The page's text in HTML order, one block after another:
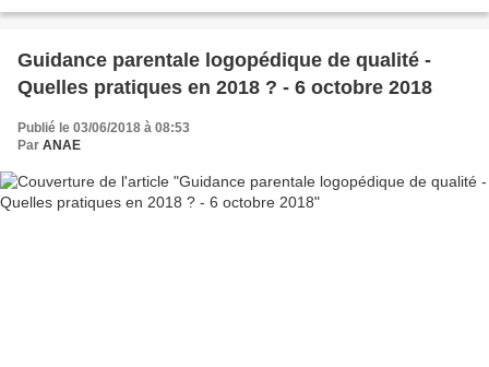
Guidance parentale logopédique de qualité -
Quelles pratiques en 2018 ? - 6 octobre 2018
Publié le 03/06/2018 à 08:53
Par ANAE